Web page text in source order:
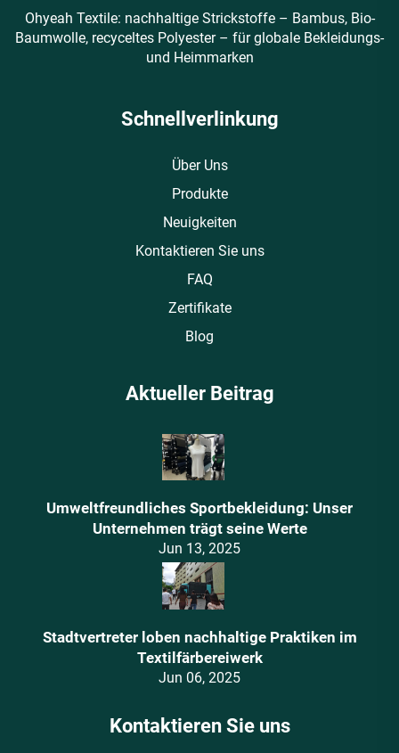
Ohyeah Textile: nachhaltige Strickstoffe – Bambus, Bio-
Baumwolle, recyceltes Polyester – für globale Bekleidungs-
und Heimmarken
Schnellverlinkung
Über Uns
Produkte
Neuigkeiten
Kontaktieren Sie uns
FAQ
Zertifikate
Blog
Aktueller Beitrag
Umweltfreundliches Sportbekleidung: Unser
Unternehmen trägt seine Werte
Jun 13, 2025
Stadtvertreter loben nachhaltige Praktiken im
Textilfärbereiwerk
Jun 06, 2025
Kontaktieren Sie uns